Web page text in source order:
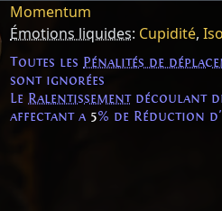
Momentum
Émotions liquides: Cupidité,
Toutes les Pénalités de
sont ignorées
Le Ralentissementdécoulant
affectant a 5% de Réduction